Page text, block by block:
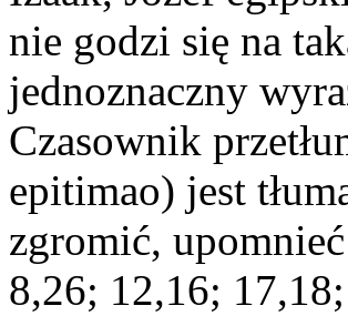
nie godzi się na
jednoznaczny
Czasownik
epitimao) jest
zgromić,
8,26; 12,16;